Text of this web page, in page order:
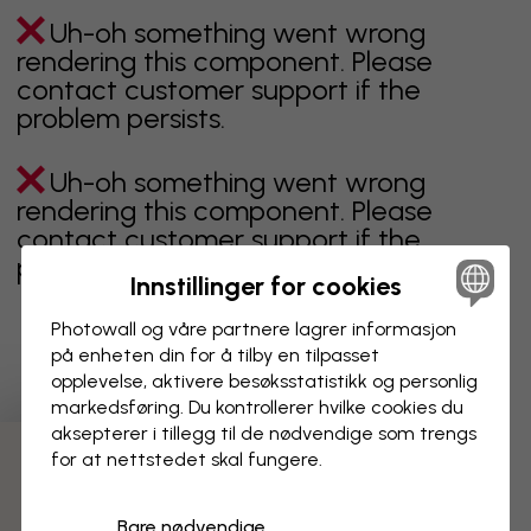
Uh-oh something went wrong
rendering this component. Please
contact customer support if the
problem persists.
Uh-oh something went wrong
rendering this component. Please
contact customer support if the
problem persists.
Viser side 1 av 4 sider
Oppdag fleire kategoriar
Innstillinger for cookies
Photowall og våre partnere lagrer informasjon
på enheten din for å tilby en tilpasset
opplevelse, aktivere besøks­statistikk og personlig
markedsføring. Du kontrollerer hvilke cookies du
aksepterer i tillegg til de nødvendige som trengs
for at nettstedet skal fungere.